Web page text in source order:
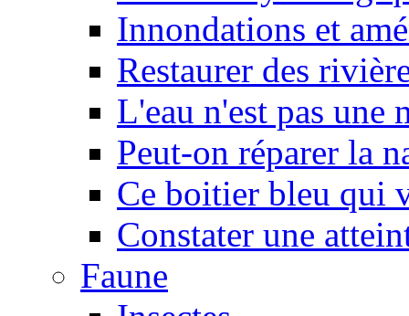
Innondations et
Restaurer des
L'eau n'est pas une
Peut-on réparer la
Ce boitier bleu qui
Constater une
Faune